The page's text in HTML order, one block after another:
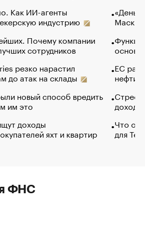
Как ИИ-агенты
индустрию
Почему компании
сотрудников
резко нарастил
до атак на склады
новый способ вредить
им это
доходы
яхт и квартир
Маск в
основ
ЕС
нефти
Что
для
ФНС